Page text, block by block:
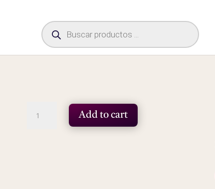
Búsqueda
de
productos
metal
Add to cart